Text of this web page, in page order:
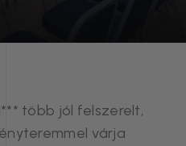
több jól felszerelt,
várja